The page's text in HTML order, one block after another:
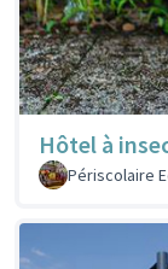
Hôtel à
Périscolaire